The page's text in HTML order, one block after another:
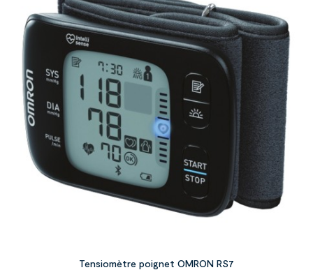
Tensiomètre poignet OMRON RS7